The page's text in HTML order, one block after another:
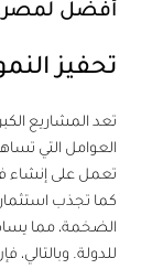
أفضل لمصر.
تحفيز النمو
تعد المشاريع الكبرى
العوامل التي تساهم في
تعمل على إنشاء فرص
كما تجذب استثمارات
الضخمة، مما يساهم
للدولة. وبالتالي، فإن